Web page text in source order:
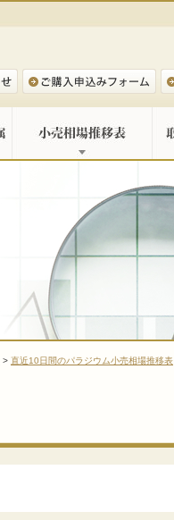
> 直近10日間のパラジウム小売相場推移表